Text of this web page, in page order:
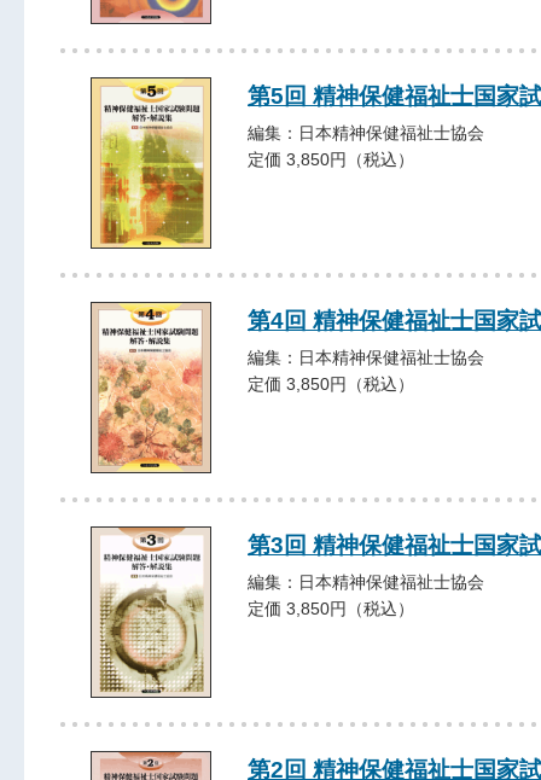
第5回 精神保健福祉士国家
編集：日本精神保健福祉士協会
定価 3,850円（税込）
第4回 精神保健福祉士国家
編集：日本精神保健福祉士協会
定価 3,850円（税込）
第3回 精神保健福祉士国家
編集：日本精神保健福祉士協会
定価 3,850円（税込）
第2回 精神保健福祉士国家